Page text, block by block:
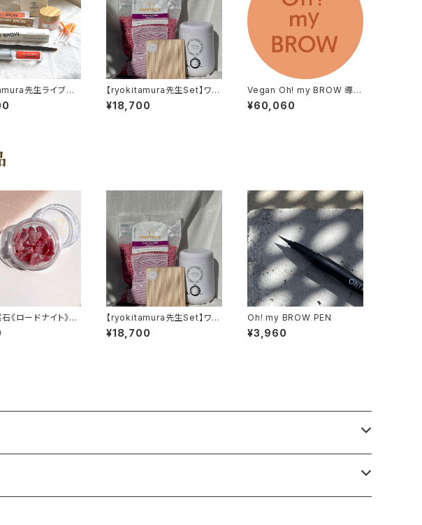
先生ライブ紹
Oh! my BROW
ウトライアルSet
【ryokitamura先生Set】ワッ
クス＋ワックスウォーマーSet
（期間限定スパチュラプレゼン
¥18,700
Vegan Oh! my BROW 導入
お申し込み※説明欄をご確認
ください
¥60,060
《ロードナイト》#
【ryokitamura先生Set】ワッ
クス＋ワックスウォーマーSet
（期間限定スパチュラプレゼン
¥18,700
Oh! my BROW PEN
¥3,960